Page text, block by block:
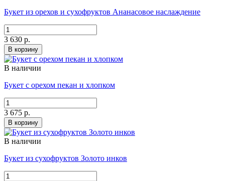
Букет из орехов и сухофруктов Ананасовое наслаждение
3 630 р.
В корзину
В наличии
Букет с орехом пекан и хлопком
3 675 р.
В корзину
В наличии
Букет из сухофруктов Золото инков